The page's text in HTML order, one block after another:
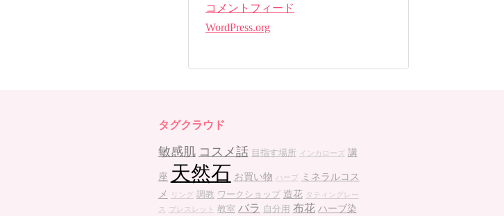
コメントフィード
WordPress.org
タグクラウド
敏感肌 コスメ話 目指す場所 インカローズ 講
座 天然石 お買い物 ハーブ
ミネラルコス
メ
リング 調教 ワークショップ 造花 タティングレー
ス
ブレスレット 教室 バラ 自分用 布花 ハーブ染